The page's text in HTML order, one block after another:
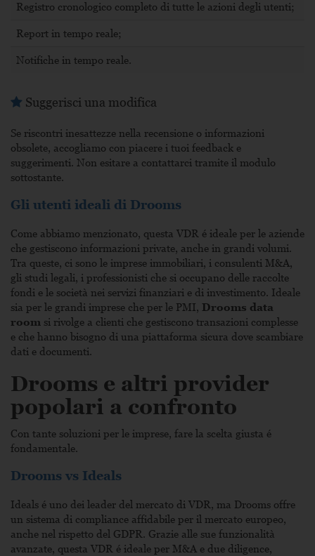
Registro cronologico completo di tutte le azioni degli utenti;
Report in tempo reale;
Notifiche in tempo reale.
Suggerisci una modifica
Se riscontri inesattezze nella recensione o informazioni
obsolete, accogliamo con piacere i tuoi feedback e
suggerimenti. Non esitare a contattarci tramite il modulo
sottostante.
Gli utenti ideali di Drooms
Come abbiamo menzionato, questa VDR é ideale per le aziende
che gestiscono informazioni private, anche in grandi volumi.
Tra queste, ci sono le imprese immobiliari, i consulenti M&A,
gli studi legali, i professionisti che si occupano delle raccolte
fondi e le società nei servizi finanziari e di investimento. Ideale
sia per le grandi imprese che per le PMI, Drooms data
room si rivolge a clienti che gestiscono transazioni complesse
e che hanno bisogno di una piattaforma sicura dove scambiare
dati e documenti.
Drooms e altri provider
popolari a confronto
Con tante soluzioni per le imprese, fare la scelta giusta é
fondamentale.
Drooms vs Ideals
Ideals é uno dei leader del mercato di VDR, ma Drooms offre
un sistema di compliance affidabile per il mercato europeo,
anche nel rispetto del GDPR. Grazie alle sue funzionalità
avanzate, questa VDR é ideale per M&A e due diligence,